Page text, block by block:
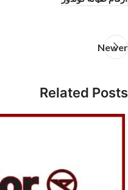
Newer
Related Posts